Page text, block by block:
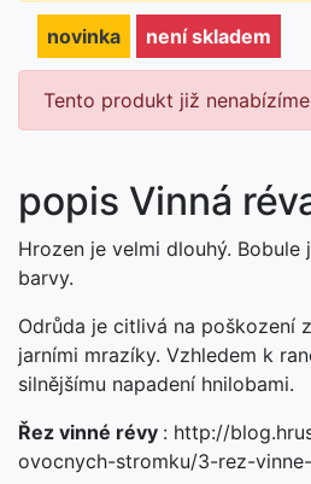
novinka není skladem
Tento produkt již
popis Vinná
Hrozen je velmi dlouhý. Bobule
barvy.
Odrůda je citlivá na poškození
jarními mrazíky. Vzhledem k
silnějšímu napadení hnilobami.
Řez vinné révy : http://
ovocnych-stromku/3-rez-